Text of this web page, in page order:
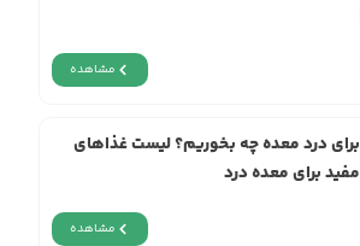
مشاهده
برای درد معده چه بخوریم؟ لیست غذاهای
مفید برای معده درد
مشاهده